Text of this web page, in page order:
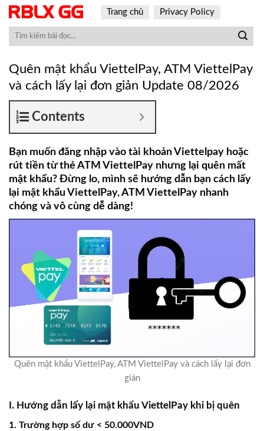
Skip
content
Trang chủ Privacy Policy
Quên mật khẩu ViettelPay, ATM ViettelPay
và cách lấy lại đơn giản Update 08/2026
Contents
Bạn muốn đăng nhập vào tài khoản Viettelpay hoặc
rút tiền từ thẻ ATM ViettelPay nhưng lại quên mất
mật khẩu? Đừng lo, mình sẽ hướng dẫn bạn cách lấy
lại mật khẩu ViettelPay, ATM ViettelPay nhanh
chóng và vô cùng dễ dàng!
Quên mật khẩu ViettelPay, ATM ViettelPay và cách lấy lại đơn
giản
I. Hướng dẫn lấy lại mật khẩu ViettelPay khi bị quên
1. Trường hợp số dư < 50.000VND